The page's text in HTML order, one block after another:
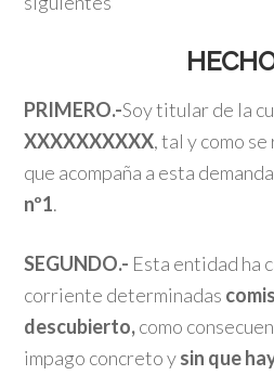
PRIMERO.-Soy titular de la
XXXXXXXXXX, tal y como
que acompaña a esta
nº1.
SEGUNDO.- Esta entidad ha
corriente determinadas
descubierto,como
impago concreto ysin que